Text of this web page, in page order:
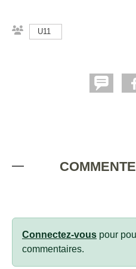
U11
Connectez-vous pour
commentaires.